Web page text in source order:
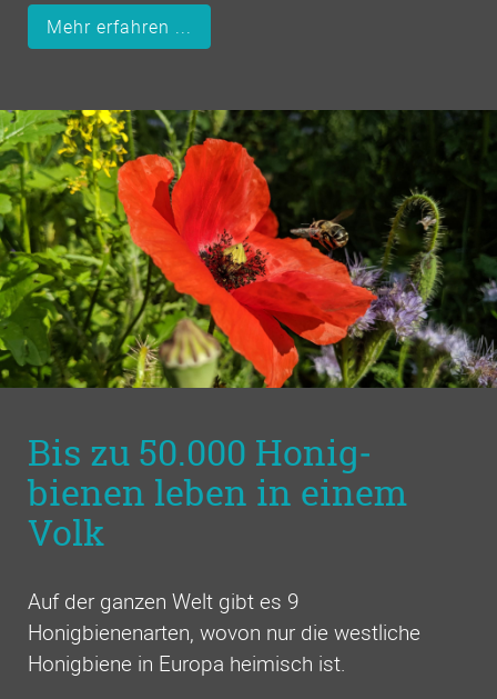
Mehr erfahren ...
Bis zu 50.000 Honig­
bienen leben in einem
Volk
Auf der ganzen Welt gibt es 9
Honigbienenarten, wovon nur die westliche
Honigbiene in Europa heimisch ist.